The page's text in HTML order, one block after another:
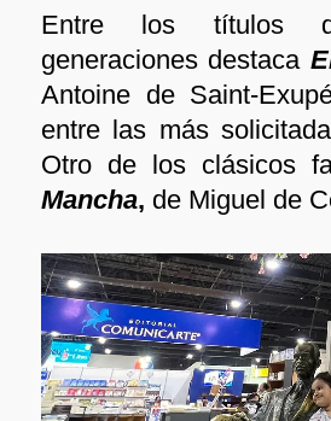
Entre los títulos
generaciones destaca
Antoine de Saint-
entre las más
Otro de los clásicos
Mancha, de Miguel de